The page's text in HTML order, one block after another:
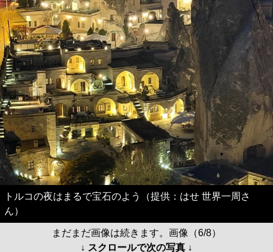
トルコの夜はまるで宝石のよう（提供：はせ 世界一周さ
ん）
まだまだ画像は続きます。画像（6/8）
↓ スクロールで次の写真 ↓